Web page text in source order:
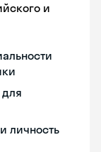
и
личность